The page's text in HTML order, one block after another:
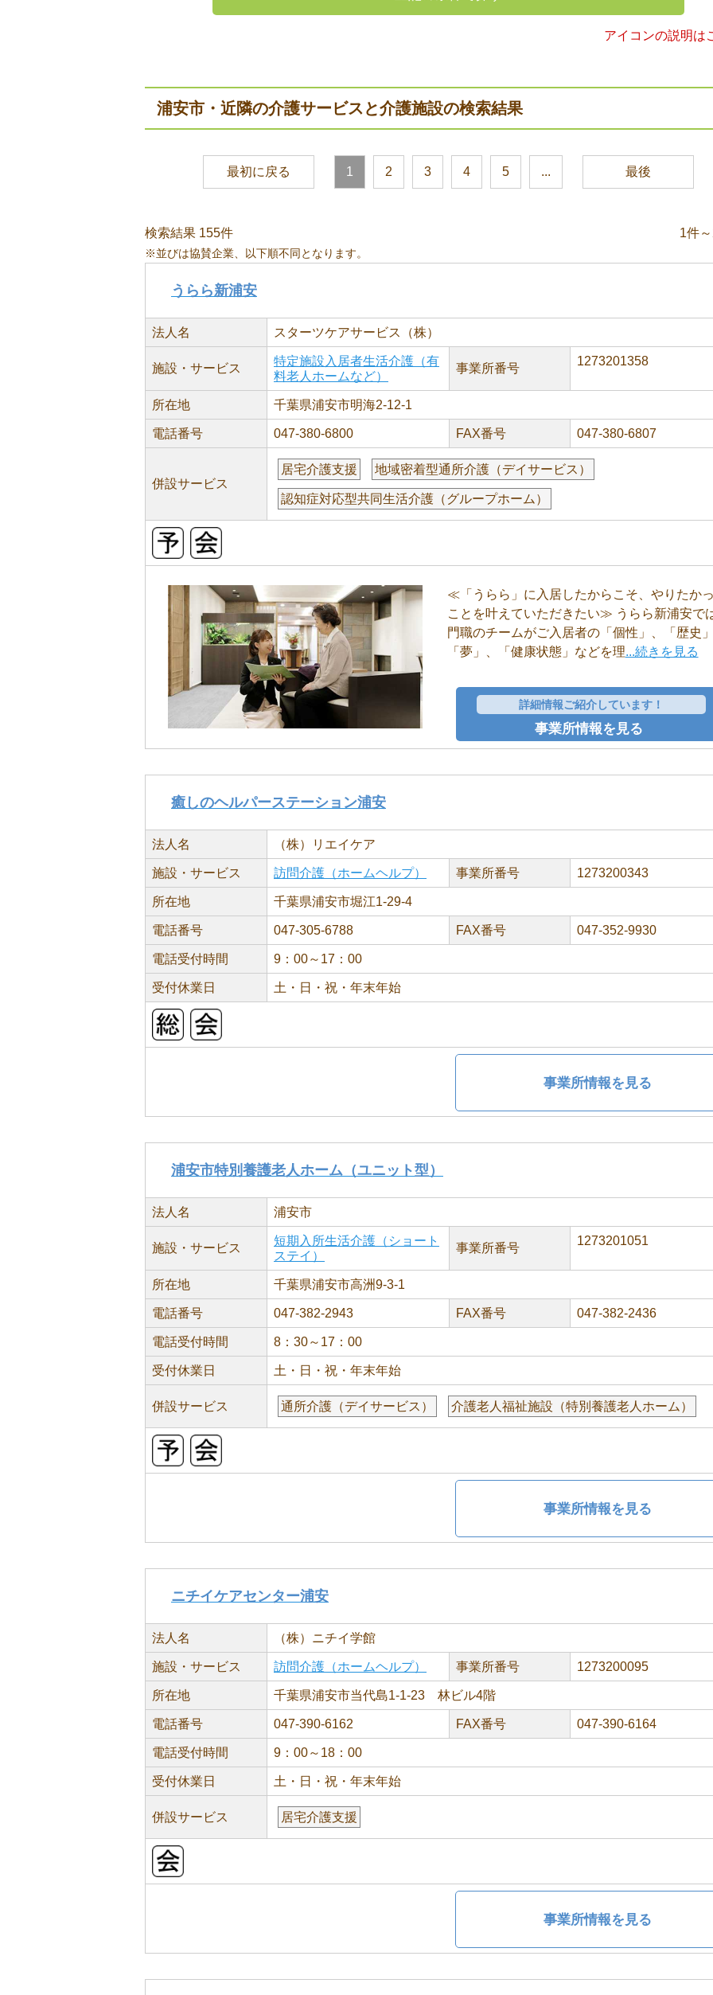
アイコンの説明は
浦安市・近隣の介護サービスと介護施設の検索結果
最初に戻る 1 2 3 4 5 ... 最後
検索結果 155件 1件
※並びは協賛企業、以下順不同となります。
うらら新浦安
法人名 スターツケアサービス（株）
施設・サービス
特定施設入居者生活介護（有
料老人ホームなど）
事業所番号
1273201358
所在地 千葉県浦安市明海2-12-1
電話番号 047-380-6800 FAX番号 047-380-6807
併設サービス
居宅介護支援 地域密着型通所介護（デイサービス）
認知症対応型共同生活介護（グループホーム）
≪「うらら」に入居したからこそ、やりたか
ことを叶えていただきたい≫ うらら新浦安で
門職のチームがご入居者の「個性」、「歴史
「夢」、「健康状態」などを理...続きを見る
詳細情報ご紹介しています！
事業所情報を見る
癒しのヘルパーステーション浦安
法人名 （株）リエイケア
施設・サービス 訪問介護（ホームヘルプ） 事業所番号 1273200343
所在地 千葉県浦安市堀江1-29-4
電話番号 047-305-6788 FAX番号 047-352-9930
電話受付時間 9：00～17：00
受付休業日 土・日・祝・年末年始
事業所情報を見る
浦安市特別養護老人ホーム（ユニット型）
法人名 浦安市
施設・サービス
短期入所生活介護（ショート
ステイ）
事業所番号
1273201051
所在地 千葉県浦安市高洲9-3-1
電話番号 047-382-2943 FAX番号 047-382-2436
電話受付時間 8：30～17：00
受付休業日 土・日・祝・年末年始
併設サービス 通所介護（デイサービス） 介護老人福祉施設（特別養護老人ホーム）
事業所情報を見る
ニチイケアセンター浦安
法人名 （株）ニチイ学館
施設・サービス 訪問介護（ホームヘルプ） 事業所番号 1273200095
所在地 千葉県浦安市当代島1-1-23 林ビル4階
電話番号 047-390-6162 FAX番号 047-390-6164
電話受付時間 9：00～18：00
受付休業日 土・日・祝・年末年始
併設サービス 居宅介護支援
事業所情報を見る